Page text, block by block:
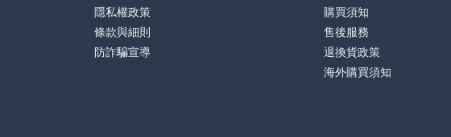
隱私權政策
條款與細則
防詐騙宣導
購買須知
售後服務
退換貨政策
海外購買須知